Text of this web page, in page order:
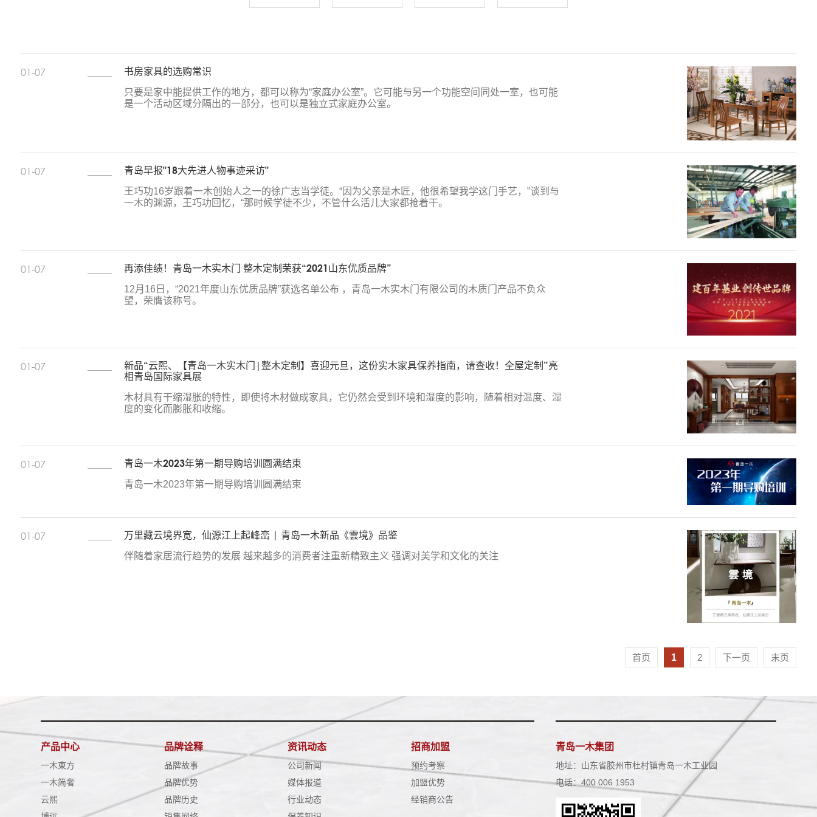
01-07 书房家具的选购常识
只要是家中能提供工作的地方，都可以称为“家庭办公室”。它可能与另一个功能空间同处一室，也可能
是一个活动区域分隔出的一部分，也可以是独立式家庭办公室。
01-07 青岛早报"18大先进人物事迹采访"
王巧功16岁跟着一木创始人之一的徐广志当学徒。“因为父亲是木匠，他很希望我学这门手艺，”谈到与
一木的渊源，王巧功回忆，“那时候学徒不少，不管什么活儿大家都抢着干。
01-07 再添佳绩！青岛一木实木门 整木定制荣获“2021山东优质品牌”
12月16日，“2021年度山东优质品牌”获选名单公布 ，青岛一木实木门有限公司的木质门产品不负众
望，荣膺该称号。
01-07
新品“云熙、【青岛一木实木门|整木定制】喜迎元旦，这份实木家具保养指南，请查收！全屋定制”亮
相青岛国际家具展
木材具有干缩湿胀的特性，即使将木材做成家具，它仍然会受到环境和湿度的影响，随着相对温度、湿
度的变化而膨胀和收缩。
01-07 青岛一木2023年第一期导购培训圆满结束
青岛一木2023年第一期导购培训圆满结束
01-07 万里藏云境界宽，仙源江上起峰峦 | 青岛一木新品《雲境》品鉴
伴随着家居流行趋势的发展 越来越多的消费者注重新精致主义 强调对美学和文化的关注
首页 1 2 下一页 末页
产品中心
一木東方
一木简奢
云熙
品牌诠释
品牌故事
品牌优势
品牌历史
资讯动态
公司新闻
媒体报道
行业动态
招商加盟
预约考察
加盟优势
经销商公告
青岛一木集团
地址：山东省胶州市杜村镇青岛一木工业园
电话：400 006 1953